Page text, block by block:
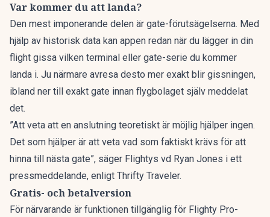
Var kommer du att landa?
Den mest imponerande delen är gate-förutsägelserna. Med
hjälp av historisk data kan appen redan när du lägger in din
flight gissa vilken terminal eller gate-serie du kommer
landa i. Ju närmare avresa desto mer exakt blir gissningen,
ibland ner till exakt gate innan flygbolaget själv meddelat
det.
”Att veta att en anslutning teoretiskt är möjlig hjälper ingen.
Det som hjälper är att veta vad som faktiskt krävs för att
hinna till nästa gate”, säger Flightys vd Ryan Jones i ett
pressmeddelande, enligt Thrifty Traveler.
Gratis- och betalversion
För närvarande är funktionen tillgänglig för Flighty Pro-